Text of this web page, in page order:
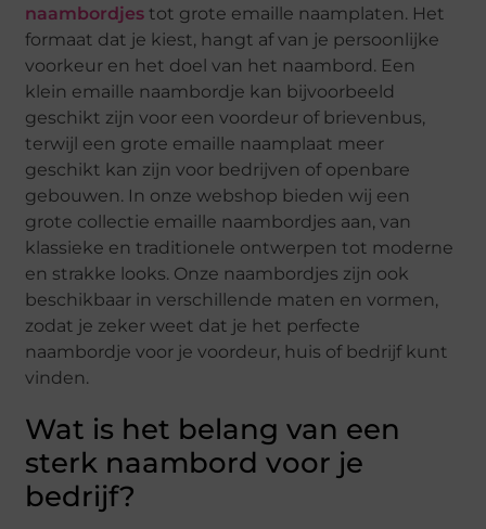
naambordjes tot grote emaille naamplaten. Het
formaat dat je kiest, hangt af van je persoonlijke
voorkeur en het doel van het naambord. Een
klein emaille naambordje kan bijvoorbeeld
geschikt zijn voor een voordeur of brievenbus,
terwijl een grote emaille naamplaat meer
geschikt kan zijn voor bedrijven of openbare
gebouwen. In onze webshop bieden wij een
grote collectie emaille naambordjes aan, van
klassieke en traditionele ontwerpen tot moderne
en strakke looks. Onze naambordjes zijn ook
beschikbaar in verschillende maten en vormen,
zodat je zeker weet dat je het perfecte
naambordje voor je voordeur, huis of bedrijf kunt
vinden.
Wat is het belang van een
sterk naambord voor je
bedrijf?